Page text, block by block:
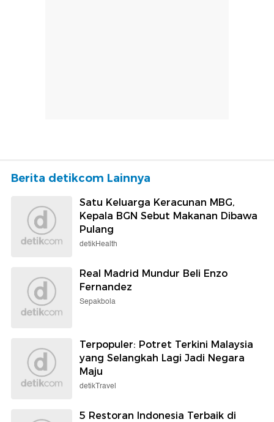
Berita detikcom Lainnya
Satu Keluarga Keracunan MBG,
Kepala BGN Sebut Makanan Dibawa
Pulang
detikHealth
Real Madrid Mundur Beli Enzo
Fernandez
Sepakbola
Terpopuler: Potret Terkini Malaysia
yang Selangkah Lagi Jadi Negara
Maju
detikTravel
5 Restoran Indonesia Terbaik di